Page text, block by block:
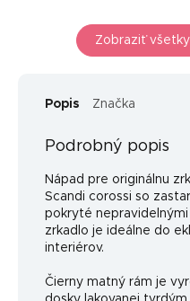
Zobraziť
Popis Značka
Podrobný popis
Nápad pre originálnu
Scandi corossi so
pokryté nepravidelnými
zrkadlo je ideálne do
interiérov.
Čierny matný rám je